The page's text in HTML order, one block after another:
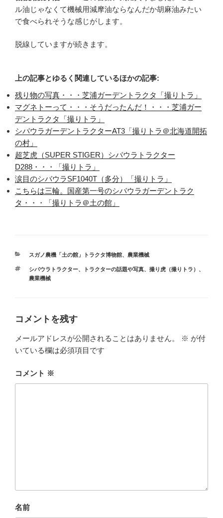
ル油じゃなくて機械用減摩油ならなんだか胡麻油みたい
で食べられそうな感じがします。
脱線していますが続きます。
上の記事とゆるく関連しているほかの記事:
残り物の写真・・・芝浦ガーデントラクタ「撮りトラ」
マグネトーって・・・そうだったんだ！・・・芝浦ガー
デントラクタ「撮りトラ」
シバウラガーデントラクターAT3「撮りトラ＠北海道開拓
の村」
超芝虎（SUPER STIGER）シバウラトラクター
D288・・・「撮りトラ」
涙目のシバウラSF1040T（多分）「撮りトラ」
こちらは三輪。国産第一号のシバウラガーデントラク
タ・・・「撮りトラ＠土の館」
カ
ゴ
リ
スガノ農機「土の館」トラクタ博物館、 農業機械
タ
グ
シバウラトラクター、 トラクターの話題や写真、 撮り虎（撮りトラ） 、
農業機械
コメントを残す
メールアドレスが公開されることはありません。 ※ が付
いている欄は必須項目です
コメント ※
名前